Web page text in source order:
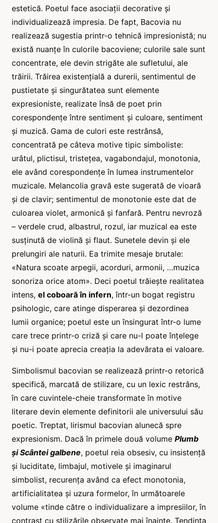
estetică. Poetul face asociații decorative și
individualizează impresia. De fapt, Bacovia nu
realizează sugestia printr-o tehnică impresionistă; nu
există nuanțe în culorile bacoviene; culorile sale sunt
concentrate, ele devin strigăte ale sufletului, ale
trăirii. Trăirea existențială a durerii, sentimentul de
pustietate și singurătatea sunt elemente
expresioniste, realizate însă de poet prin
corespondențe între sentiment și culoare, sentiment
și muzică. Gama de culori este restrânsă,
concentrată pe câteva motive tipic simboliste:
urâtul, plictisul, tristețea, vagabondajul, monotonia,
ele având corespondențe în lumea instrumentelor
muzicale. Melancolia gravă este sugerată de vioară
și de clavir; sentimentul de monotonie este dat de
culoarea violet, armonică și fanfară. Pentru nevroză
– verdele crud, albastrul, rozul, iar muzical ea este
susținută de violină și flaut. Sunetele devin și ele
prelungiri ale naturii. Ea trimite mesaje brutale:
«Natura scoate arpegii, acorduri, armonii, …muzica
sonoriza orice atom». Deci poetul trăiește realitatea
intens, el coboară în infern, într-un bogat registru
psihologic, care atinge disperarea și dezordinea
lumii organice; poetul este un însingurat într-o lume
care trece printr-o criză și care nu-l poate înțelege
și nu-i poate aprecia creația la adevărata ei valoare.
Simbolismul bacovian se realizează printr-o retorică
specifică, marcată de stilizare, cu un lexic restrâns,
în care cuvintele-cheie transformate în motive
literare devin elemente definitorii ale universului său
poetic. Treptat, lirismul bacovian alunecă spre
expresionism. Dacă în primele două volume Plumb
și Scântei galbene, poetul reia obsesiv, cu insistență
și luciditate, limbajul, motivele și imaginarul
simbolist, recurența având ca efect monotonia,
artificialitatea și uzura formelor, în următoarele
volume «tinde către o individualizare a impresiilor, în
contrast cu stilizările observate mai înainte. Tendința